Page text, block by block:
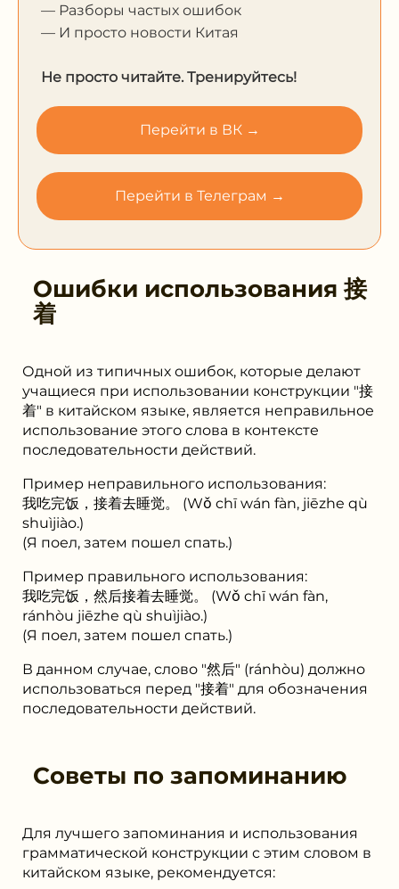
— Разборы частых ошибок
— И просто новости Китая
Не просто читайте. Тренируйтесь!
Перейти в ВК →
Перейти в Телеграм →
Ошибки использования 接
着
Одной из типичных ошибок, которые делают
учащиеся при использовании конструкции "接
着" в китайском языке, является неправильное
использование этого слова в контексте
последовательности действий.
Пример неправильного использования:
我吃完饭，接着去睡觉。 (Wǒ chī wán fàn, jiēzhe qù
shuìjiào.)
(Я поел, затем пошел спать.)
Пример правильного использования:
我吃完饭，然后接着去睡觉。 (Wǒ chī wán fàn,
ránhòu jiēzhe qù shuìjiào.)
(Я поел, затем пошел спать.)
В данном случае, слово "然后" (ránhòu) должно
использоваться перед "接着" для обозначения
последовательности действий.
Советы по запоминанию
Для лучшего запоминания и использования
грамматической конструкции с этим словом в
китайском языке, рекомендуется: